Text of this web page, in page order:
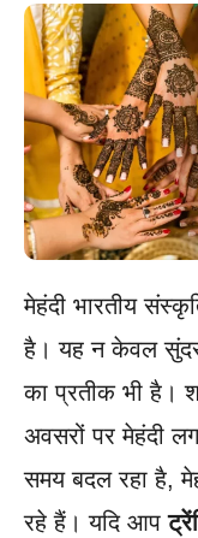
मेहंदी भारतीय
है। यह न केवल
का प्रतीक भी है।
अवसरों पर मेहंदी
समय बदल रहा है,
रहे हैं। यदि आप